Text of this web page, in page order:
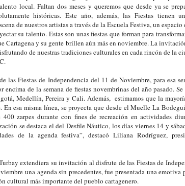
local. Faltan dos meses y queremos que desde ya se
históricas. Este año, además, las Fiestas tienen
de nuestros artistas a través de la Escuela Festiva, un
su talento. Estas son unas fiestas que forman para
Cartagena y su gente brillen aún más en noviembre. La
de nuestras tradiciones culturales en cada rincón de la
las Fiestas de Independencia del 11 de Noviembre, para esa
encima de la semana de fiestas novembrinas del año pasado.
Medellín, Pereira y Cali. Además, estimamos que la
esa misma línea, se proyecta que desde el Muelle La
zarpes durante con fines de recreación en actividades
se destaca el del Desfile Náutico, los días viernes 14 y
de la agenda festiva”, destacó Liliana Rodríguez,
extendiera su invitación al disfrute de las Fiestas de
una agenda sin precedentes, fue presentada una emotiva
cultural más importante del pueblo cartagenero.